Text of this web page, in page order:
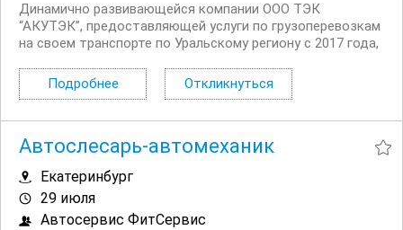
Динамично развивающейся компании ООО ТЭК
“АКУТЭК”, предоставляющей услуги по грузоперевозкам
на своем транспорте по Уральскому региону с 2017 года,
постоянную работу требуется руководитель отдела
логистики. Условия Официальное...
Подробнее Откликнуться
Автослесарь-автомеханик
Екатеринбург
29 июля
Автосервис ФитСервис